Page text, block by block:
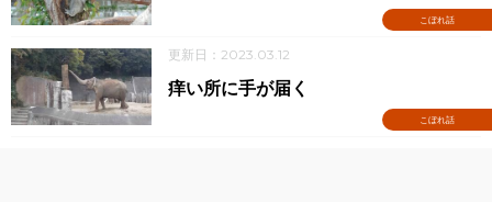
こぼれ話
更新日：2023.03.12
こぼれ話
痒い所に手が届く